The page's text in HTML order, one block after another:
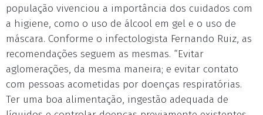
população vivenciou a importância dos cuidados com
a higiene, como o uso de álcool em gel e o uso de
máscara. Conforme o infectologista Fernando Ruiz, as
recomendações seguem as mesmas. “Evitar
aglomerações, da mesma maneira; e evitar contato
com pessoas acometidas por doenças respiratórias.
Ter uma boa alimentação, ingestão adequada de